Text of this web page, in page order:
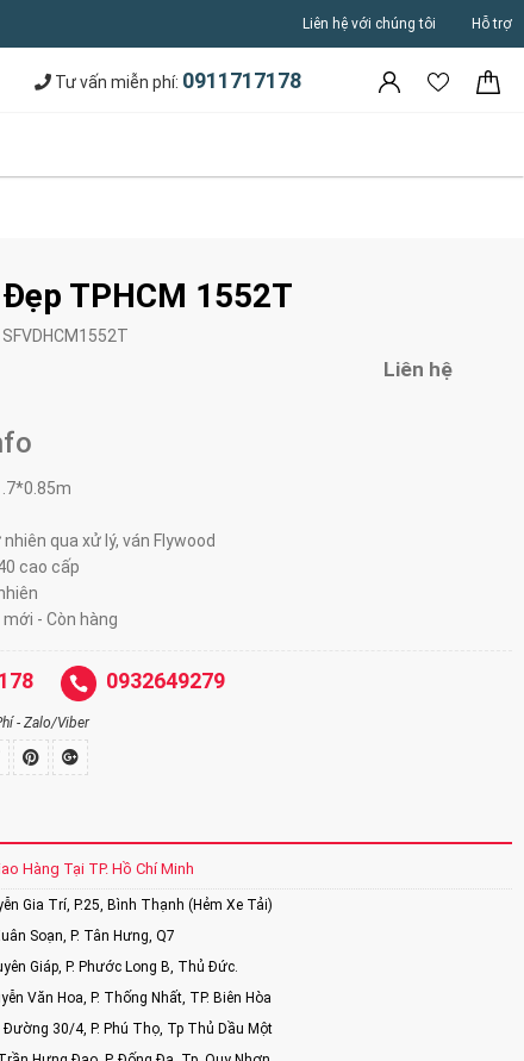
Liên hệ với chúng tôi Hỗ trợ
Tư vấn miễn phí: 0911717178
TPHCM 1552T
SFVDHCM1552T
Liên hệ
nhiên qua xử lý, ván Flywood
cao cấp
mới - Còn hàng
0932649279
- Zalo/Viber
Hàng Tại TP. Hồ Chí Minh
Gia Trí, P.25, Bình Thạnh (Hẻm Xe Tải)
Soạn, P. Tân Hưng, Q7
Giáp, P. Phước Long B, Thủ Đức.
Văn Hoa, P. Thống Nhất, TP. Biên Hòa
30/4, P. Phú Thọ, Tp Thủ Dầu Một